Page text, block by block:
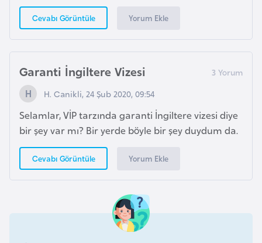
Cevabı Görüntüle Yorum Ekle
Garanti İngiltere Vizesi
H. Canikli, 24 Şub 2020, 09:54
Selamlar, VİP tarzında garanti İngiltere vizesi diye
bir şey var mı? Bir yerde böyle bir şey duydum da.
Cevabı Görüntüle Yorum Ekle
o
K
b
a
K
u
v
e
y